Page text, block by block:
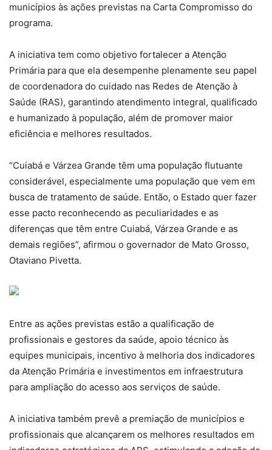
municípios às ações previstas na Carta Compromisso do
programa.
A iniciativa tem como objetivo fortalecer a Atenção
Primária para que ela desempenhe plenamente seu papel
de coordenadora do cuidado nas Redes de Atenção à
Saúde (RAS), garantindo atendimento integral, qualificado
e humanizado à população, além de promover maior
eficiência e melhores resultados.
“Cuiabá e Várzea Grande têm uma população flutuante
considerável, especialmente uma população que vem em
busca de tratamento de saúde. Então, o Estado quer fazer
esse pacto reconhecendo as peculiaridades e as
diferenças que têm entre Cuiabá, Várzea Grande e as
demais regiões”, afirmou o governador de Mato Grosso,
Otaviano Pivetta.
Entre as ações previstas estão a qualificação de
profissionais e gestores da saúde, apoio técnico às
equipes municipais, incentivo à melhoria dos indicadores
da Atenção Primária e investimentos em infraestrutura
para ampliação do acesso aos serviços de saúde.
A iniciativa também prevê a premiação de municípios e
profissionais que alcançarem os melhores resultados em